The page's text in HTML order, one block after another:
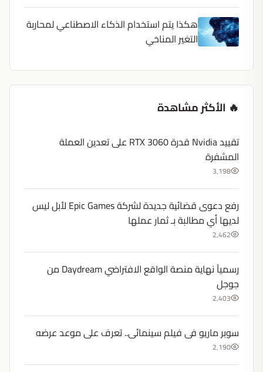
هكذا يتم استخدام الذكاء الاصطناعي لمحاربة
التغير المناخي
🔥 الأكثر مشاهدة
تقييد Nvidia قدرة RTX 3060 على تعدين العملة
المشفرة
3,198
رفع دعوى قضائية جديدة لشركة Epic Games لأبل ليس
لديها أي مطالبة بـ ثمار عملها
2,462
رسميآ نهاية منصة الواقع الافتراضي Daydream من
جوجل
2,403
سوبر ماريو فى فيلم سينمائى.. تعرف على موعد عرضه
2,190